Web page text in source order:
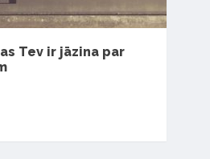
Tev ir jāzina par